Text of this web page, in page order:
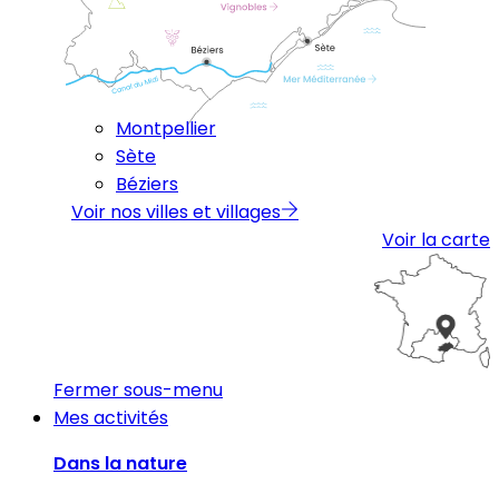
Montpellier
Sète
Béziers
Voir nos villes et villages
Voir la carte
Fermer sous-menu
Mes activités
Dans la nature